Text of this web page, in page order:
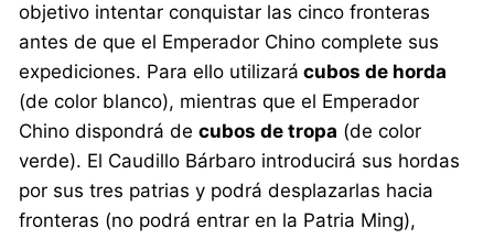
objetivo intentar conquistar las cinco fronteras
antes de que el Emperador Chino complete sus
expediciones. Para ello utilizará cubos de horda
(de color blanco), mientras que el Emperador
Chino dispondrá decubos de tropa (de color
verde). El Caudillo Bárbaro introducirá sus hordas
por sus tres patrias y podrá desplazarlas hacia
fronteras (no podrá entrar en la Patria Ming),